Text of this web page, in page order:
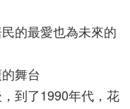
的最愛也為未來的
舞台
到了1990年代，花